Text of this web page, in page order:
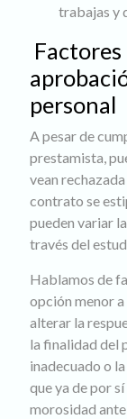
trabajas y
personal
A pesar de
prestamista,
vean
contrato se
pueden variar
través del
Hablamos de
opción menor
alterar la
la finalidad del
inadecuado o
que ya de por
morosidad